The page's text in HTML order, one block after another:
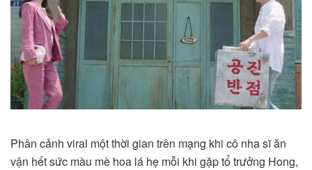
Phân cảnh viral một thời gian trên mạng khi cô nha sĩ ăn
vận hết sức màu mè hoa lá hẹ mỗi khi gặp tổ trưởng Hong,